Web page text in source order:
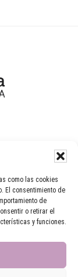
como las cookies
El consentimiento de
de
o retirar el
y funciones.